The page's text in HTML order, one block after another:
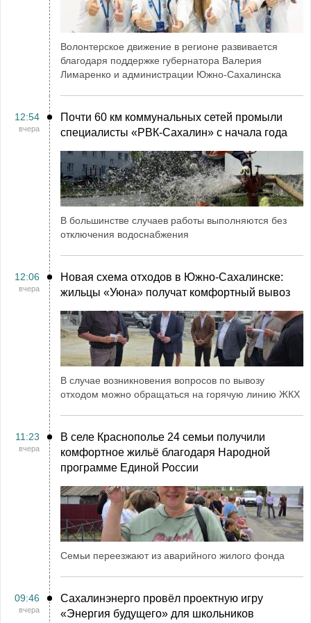
Волонтерское движение в регионе развивается
благодаря поддержке губернатора Валерия
Лимаренко и администрации Южно-Сахалинска
12:54
вчера
Почти 60 км коммунальных сетей промыли
специалисты «РВК‑Сахалин» с начала года
В большинстве случаев работы выполняются без
отключения водоснабжения
12:06
вчера
Новая схема отходов в Южно-Сахалинске:
жильцы «Уюна» получат комфортный вывоз
В случае возникновения вопросов по вывозу
отходом можно обращаться на горячую линию ЖКХ
11:23
вчера
В селе Краснополье 24 семьи получили
комфортное жильё благодаря Народной
программе Единой России
Семьи переезжают из аварийного жилого фонда
09:46
вчера
Сахалинэнерго провёл проектную игру
«Энергия будущего» для школьников